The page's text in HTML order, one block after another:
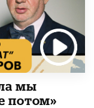
мы
потом»